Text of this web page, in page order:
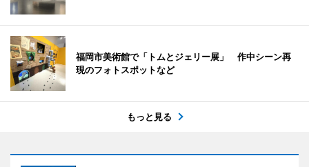
福岡市美術館で「トムとジェリー展」 作中シーン再
現のフォトスポットなど
もっと見る